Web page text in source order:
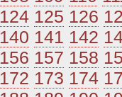
124 125 126
140 141 142
156 157 158
172 173 174